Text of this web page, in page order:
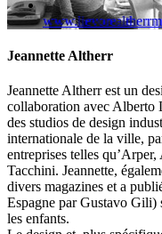
Jeannette Altherr
Jeannette Altherr est un
collaboration avec Alberto
des studios de design
internationale de la ville,
entreprises telles
Tacchini. Jeannette,
divers magazines et a
Espagne par Gustavo Gili)
les enfants.